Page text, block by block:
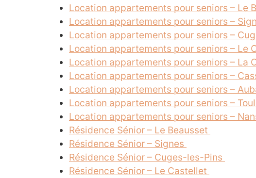
Location appartements pour seniors – Le
Location appartements pour seniors –
Location appartements pour seniors –
Location appartements pour seniors – Le
Location appartements pour seniors – La
Location appartements pour seniors –
Location appartements pour seniors –
Location appartements pour seniors –
Location appartements pour seniors –
Résidence Sénior – Le Beausset
Résidence Sénior – Signes
Résidence Sénior – Cuges-les-Pins
Résidence Sénior – Le Castellet